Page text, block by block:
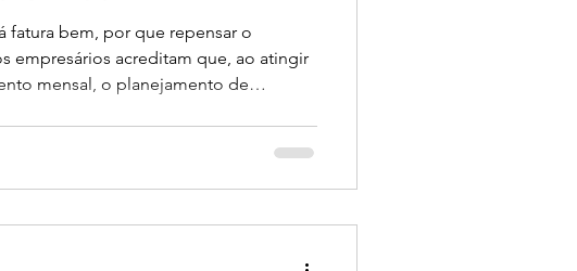
fatura bem, por que repensar o
empresários acreditam que, ao atingir
mensal, o planejamento de
que já faturam bem enfrentam
crescer com eficiência e proteger a